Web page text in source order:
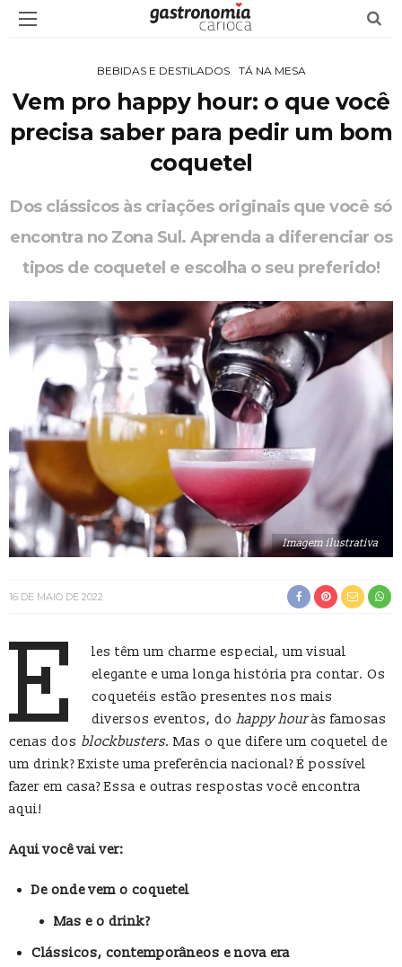
BEBIDAS E DESTILADOS TÁ NA MESA
Vem pro happy hour: o que você
precisa saber para pedir um bom
coquetel
Dos clássicos às criações originais que você só
encontra no Zona Sul. Aprenda a diferenciar os
tipos de coquetel e escolha o seu preferido!
Imagem ilustrativa
16 DE MAIO DE 2022
E
les têm um charme especial, um visual
elegante e uma longa história pra contar. Os
coquetéis estão presentes nos mais
diversos eventos, do happy houràs famosas
cenas dos blockbusters. Mas o que difere um coquetel de
um drink? Existe uma preferência nacional? É possível
fazer em casa? Essa e outras respostas você encontra
aqui!
Aqui você vai ver:
De onde vem o coquetel
Mas e o drink?
Clássicos, contemporâneos e nova era